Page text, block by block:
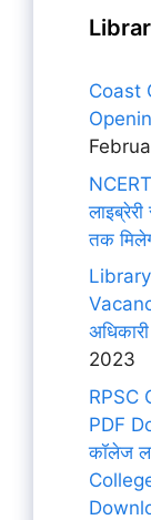
Coast
तक
2023
RPSC
PDF
कॉलेज